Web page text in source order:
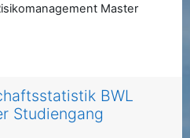
Master
BWL
Studiengang